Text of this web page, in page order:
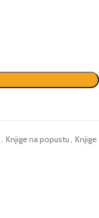
, Knjige na popustu, Knjige